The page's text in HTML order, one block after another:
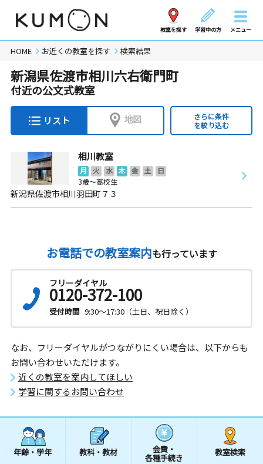
教室を探す 学習中の方 メニュー
HOME お近くの教室を探す 検索結果
新潟県佐渡市相川六右衛門町
付近の公文式教室
リスト 地図
さらに条件
を絞り込む
相川教室
月 火 水 木 金 土
日
3歳～高校生
新潟県佐渡市相川羽田町７３
お電話での教室案内も行っています
フリーダイヤル
0120-372-100
受付時間 9:30～17:30（土日、祝日除く）
なお、フリーダイヤルがつながりにくい場合は、以下からも
お問い合わせいただけます。
近くの教室を案内してほしい
学習に関するお問い合わせ
年齢・学年 教科・教材 会費・
各種手続き
教室検索